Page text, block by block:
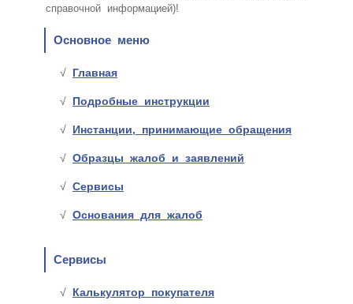
справочной информацией)!
Основное меню
Главная
Подробные инструкции
Инстанции, принимающие обращения
Образцы жалоб и заявлений
Сервисы
Основания для жалоб
Сервисы
Калькулятор покупателя